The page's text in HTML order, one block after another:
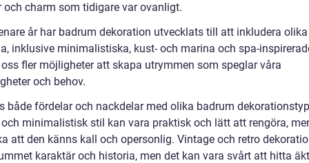
och charm som tidigare var ovanligt.
år har badrum dekoration utvecklats till att inkludera
inklusive minimalistiska, kust- och marina och spa-
fler möjligheter att skapa utrymmen som speglar våra
och behov.
både fördelar och nackdelar med olika badrum
minimalistisk stil kan vara praktisk och lätt att rengöra,
att den känns kall och opersonlig. Vintage och retro
karaktär och historia, men det kan vara svårt att hitta